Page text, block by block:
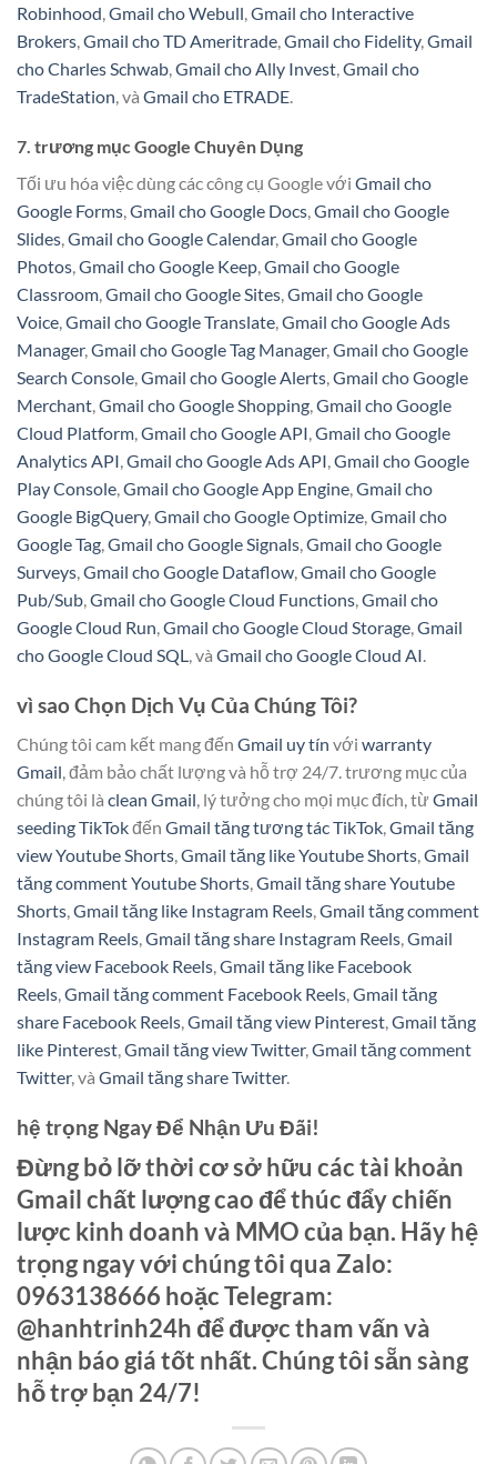
Robinhood Gmail cho Webull Gmail cho Interactive
Brokers Gmail cho TD Ameritrade Gmail cho Fidelity, Gmail
cho Charles Schwab Gmail cho Ally Invest Gmail cho
TradeStation , và Gmail cho ETRADE
7. trương mục Google Chuyên Dụng
Tối ưu hóa việc dùng các công cụ Google với Gmail cho
Google Forms,Gmail cho Google Docs,Gmail cho Google
Slides,Gmail cho Google Calendar,Gmail cho Google
Photos,Gmail cho Google Keep,Gmail cho Google
Classroom,Gmail cho Google Sites,Gmail cho Google
Voice,Gmail cho Google Translate,Gmail cho Google Ads
Manager,Gmail cho Google Tag Manager,Gmail cho Google
Search Console,Gmail cho Google Alerts,Gmail cho Google
Merchant,Gmail cho Google Shopping,Gmail cho Google
Cloud Platform,Gmail cho Google API,Gmail cho Google
Analytics API,Gmail cho Google Ads API,Gmail cho Google
Play Console,Gmail cho Google App Engine,Gmail cho
Google BigQuery,Gmail cho Google Optimize,Gmail cho
Google Tag,Gmail cho Google Signals,Gmail cho Google
Surveys,Gmail cho Google Dataflow,Gmail cho Google
Pub/Sub,Gmail cho Google Cloud Functions,Gmail cho
Google Cloud Run,Gmail cho Google Cloud Storage,Gmail
cho Google Cloud SQL, và Gmail cho Google Cloud AI.
vì sao Chọn Dịch Vụ Của Chúng Tôi?
Chúng tôi cam kết mang đến Gmail uy tín với warranty
Gmail , đảm bảo chất lượng và hỗ trợ 24/7. trương mục của
chúng tôi là clean Gmail , lý tưởng cho mọi mục đích, từGmail
seeding TikTokđến Gmail tăng tương tác TikTok Gmail tăng
view Youtube Shorts Gmail tăng like Youtube Shorts Gmail
tăng comment Youtube Shorts Gmail tăng share Youtube
Shorts Gmail tăng like Instagram Reels Gmail tăng comment
Instagram Reels Gmail tăng share Instagram Reels Gmail
tăng view Facebook Reels Gmail tăng like Facebook
Reels Gmail tăng comment Facebook Reels Gmail tăng
share Facebook Reels Gmail tăng view Pinterest Gmail tăng
like Pinterest Gmail tăng view Twitter, Gmail tăng comment
Twitter, và Gmail tăng share Twitter.
hệ trọng Ngay Để Nhận Ưu Đãi!
Đừng bỏ lỡ thời cơ sở hữu các tài khoản
Gmail chất lượng cao để thúc đẩy chiến
lược kinh doanh và MMO của bạn. Hãy hệ
trọng ngay với chúng tôi quaZalo:
0963138666 hoặcTelegram:
@hanhtrinh24h để được tham vấn và
nhận báo giá tốt nhất. Chúng tôi sẵn sàng
hỗ trợ bạn 24/7!